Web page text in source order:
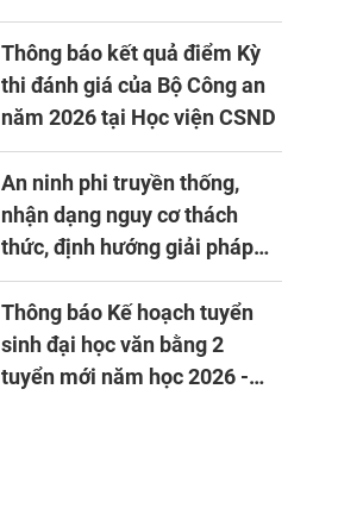
tính
Thông báo kết quả điểm Kỳ
thi đánh giá của Bộ Công an
năm 2026 tại Học viện CSND
An ninh phi truyền thống,
nhận dạng nguy cơ thách
thức, định hướng giải pháp
đảm bảo an ninh quốc gia
trong tình hình hiện nay
Thông báo Kế hoạch tuyển
sinh đại học văn bằng 2
tuyển mới năm học 2026 -